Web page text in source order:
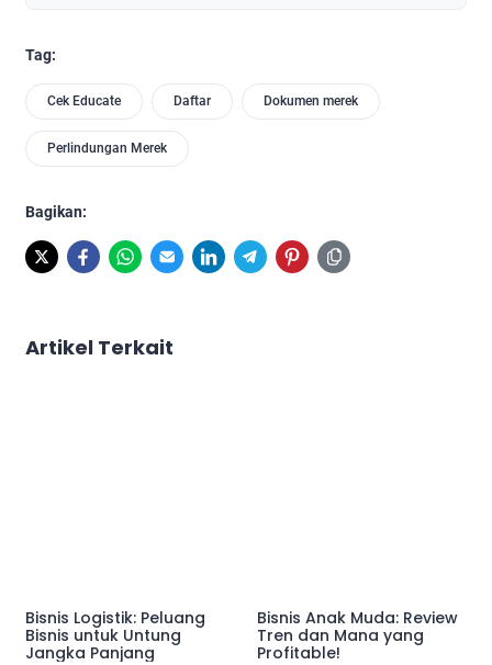
Tag:
Cek Educate Daftar Dokumen merek
Perlindungan Merek
Bagikan:
Artikel Terkait
Bisnis Logistik: Peluang
Bisnis untuk Untung
Jangka Panjang
Bisnis Anak Muda: Review
Tren dan Mana yang
Profitable!